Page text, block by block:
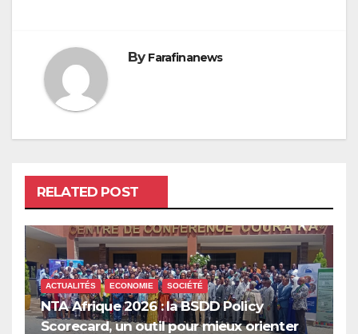
By Farafinanews
RELATED POST
ACTUALITÉS ECONOMIE SOCIÉTÉ
NTA Afrique 2026 : la BSDD Policy
Scorecard, un outil pour mieux orienter